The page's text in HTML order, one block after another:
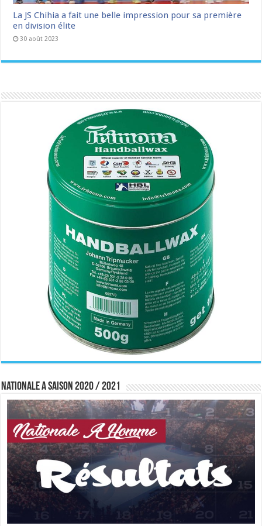
La JS Chihia a fait une belle impression pour sa première
en division élite
30 août 2023
Nationale A saison 2020 / 2021